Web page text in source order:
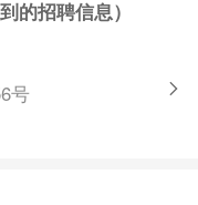
的招聘信息）
号